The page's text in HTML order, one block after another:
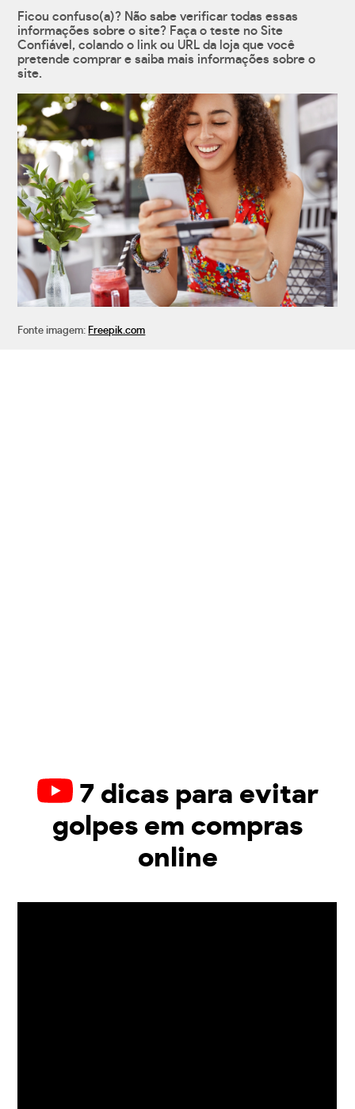
Ficou confuso(a)? Não sabe verificar todas essas
informações sobre o site? Faça o teste no Site
Confiável, colando o link ou URL da loja que você
pretende comprar e saiba mais informações sobre o
site.
Fonte imagem: Freepik.com
7 dicas para evitar
golpes em compras
online